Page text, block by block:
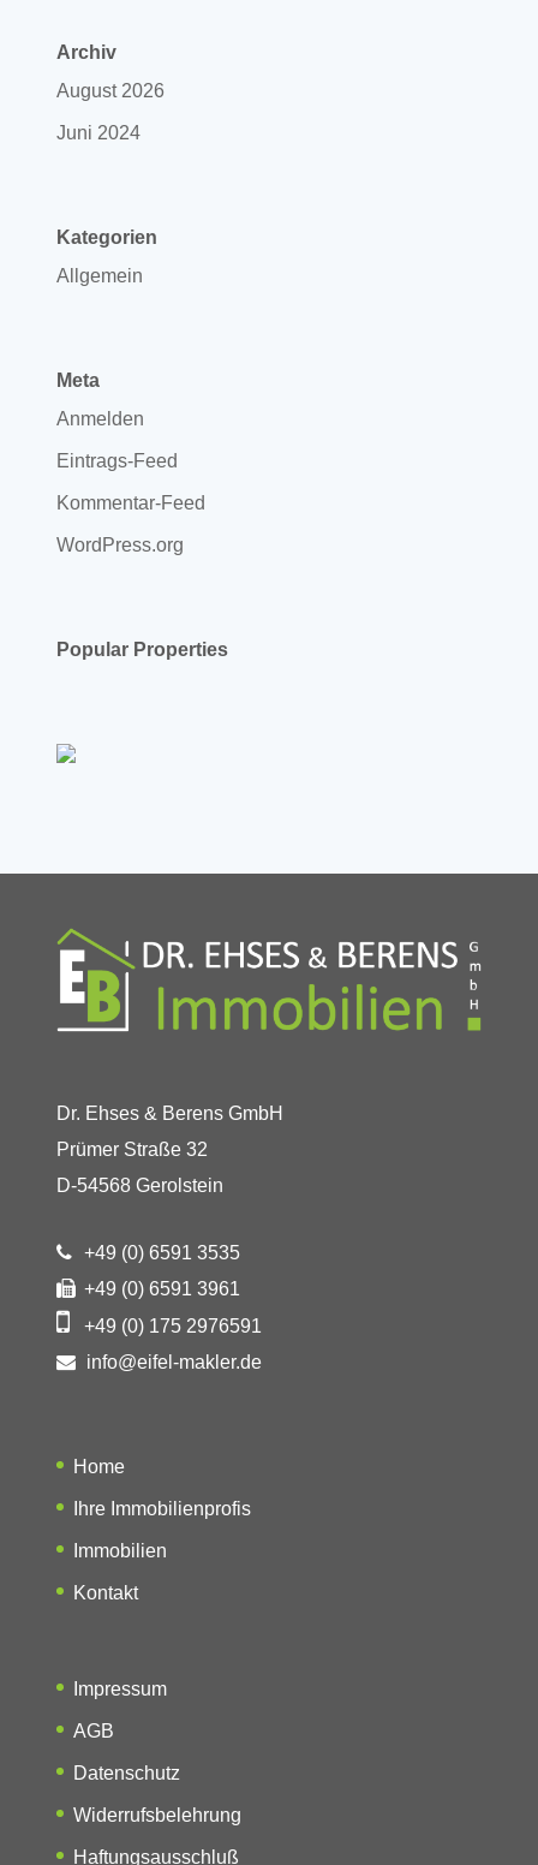
Archiv
August 2026
Juni 2024
Kategorien
Allgemein
Meta
Anmelden
Eintrags-Feed
Kommentar-Feed
WordPress.org
Popular Properties
Dr. Ehses & Berens GmbH
Prümer Straße 32
D-54568 Gerolstein
+49 (0) 6591 3535
+49 (0) 6591 3961
+49 (0) 175 2976591
info@eifel-makler.de
Home
Ihre Immobilienprofis
Immobilien
Kontakt
Impressum
AGB
Datenschutz
Widerrufsbelehrung
Haftungsausschluß